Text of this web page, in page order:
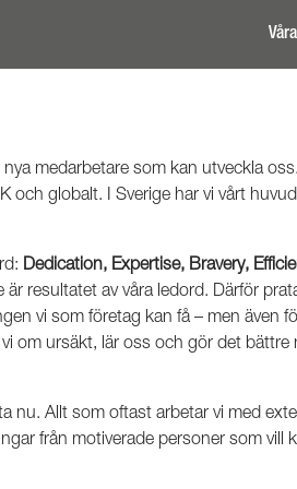
medarbetare som kan utveckla
och globalt. I Sverige har vi vårt
Dedication, Expertise, Bravery,
resultatet av våra ledord. Därför
vi som företag kan få – men även
om ursäkt, lär oss och gör det
nu. Allt som oftast arbetar vi med
från motiverade personer som